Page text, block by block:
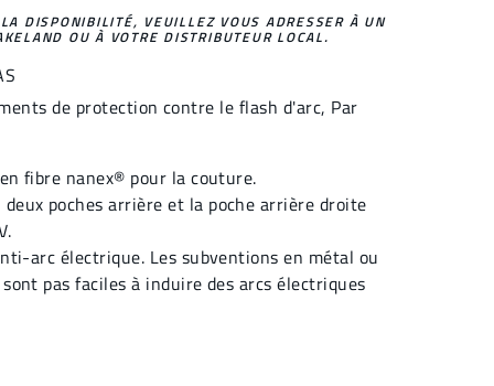
DISPONIBILITÉ, VEUILLEZ VOUS ADRESSER À UN
OU À VOTRE DISTRIBUTEUR LOCAL.
de protection contre le flash d'arc, Par
fibre nanex® pour la couture.
deux poches arrière et la poche arrière droite
arc électrique. Les subventions en métal ou
pas faciles à induire des arcs électriques